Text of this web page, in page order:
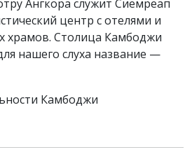
Ангкора служит Сиемреап
центр с отелями и
храмов. Столица Камбоджи
нашего слуха название —